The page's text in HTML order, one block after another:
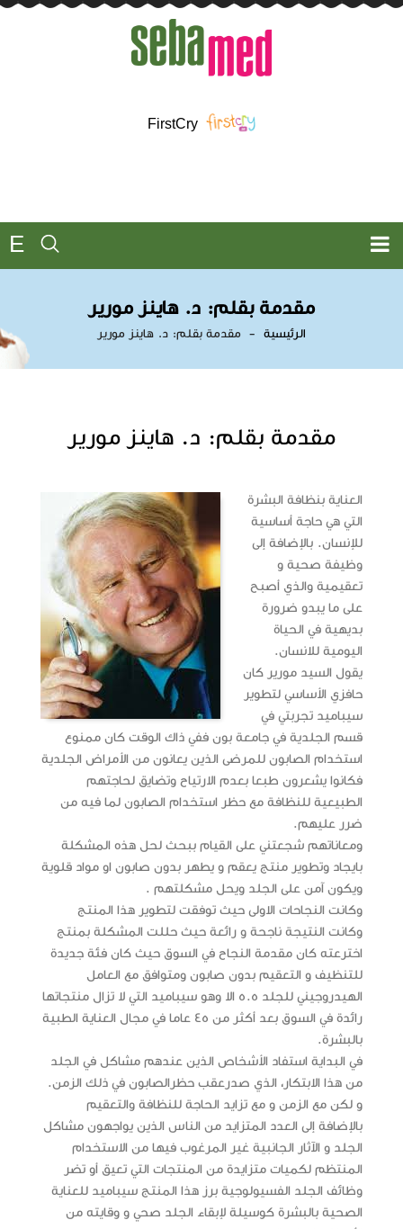
FirstCry
E
مقدمة بقلم: د. هاينز مورير
الرئيسية مقدمة بقلم: د. هاينز مورير
مقدمة بقلم: د. هاينز مورير
العناية بنظافة البشرة
التي هي حاجة أساسية
للإنسان. بالإضافة إلى
وظيفة صحية و
تعقيمية والذي أصبح
على ما يبدو ضرورة
بديهية في الحياة
اليومية للانسان.
يقول السيد مورير كان
حافزي الأساسي لتطوير
سيباميد تجربتي في
قسم الجلدية في جامعة بون ففي ذاك الوقت كان ممنوع
استخدام الصابون للمرضى الذين يعانون من الأمراض الجلدية
فكانوا يشعرون طبعا بعدم الارتياح وتضايق لحاجتهم
الطبيعية للنظافة مع حظر استخدام الصابون لما فيه من
ضرر عليهم.
ومعاناتهم شجعتني على القيام ببحث لحل هذه المشكلة
بايجاد وتطوير منتج يعقم و يطهر بدون صابون او مواد قلوية
ويكون آمن على الجلد ويحل مشكلتهم .
وكانت النجاحات الاولى حيث توفقت لتطوير هذا المنتج
وكانت النتيجة ناجحة و رائعة حيث حللت المشكلة بمنتج
اخترعته كان مقدمة النجاح في السوق حيث كان فئة جديدة
للتنظيف و التعقيم بدون صابون ومتوافق مع العامل
الهيدروجيني للجلد 5.5 الا وهو سيباميد التي لا تزال منتجاتها
رائدة في السوق بعد أكثر من 45 عاما في مجال العناية الطبية
بالبشرة.
في البداية استفاد الأشخاص الذين عندهم مشاكل في الجلد
من هذا الابتكار، الذي صدرعقب حظرالصابون في ذلك الزمن.
و لكن مع الزمن و مع تزايد الحاجة للنظافة والتعقيم
بالإضافة إلى العدد المتزايد من الناس الذين يواجهون مشاكل
الجلد و الآثار الجانبية غير المرغوب فيها من الاستخدام
المنتظم لكميات متزايدة من المنتجات التي تعيق أو تضر
وظائف الجلد الفسيولوجية برز هذا المنتج سيباميد للعناية
الصحية بالبشرة كوسيلة لإبقاء الجلد صحي و وقايته من